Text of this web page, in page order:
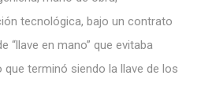
tecnológica, bajo un contrato
“llave en mano” que evitaba
terminó siendo la llave de los